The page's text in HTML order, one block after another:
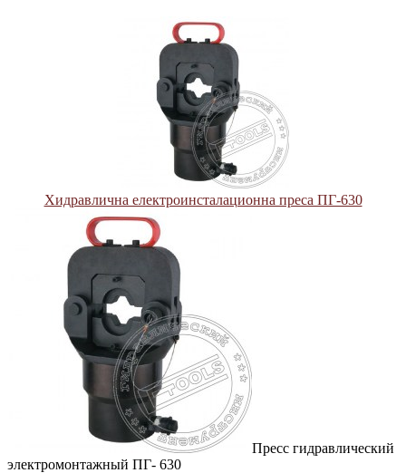
Хидравлична електроинсталационна преса ПГ-630
Пресс гидравлический
электромонтажный ПГ- 630